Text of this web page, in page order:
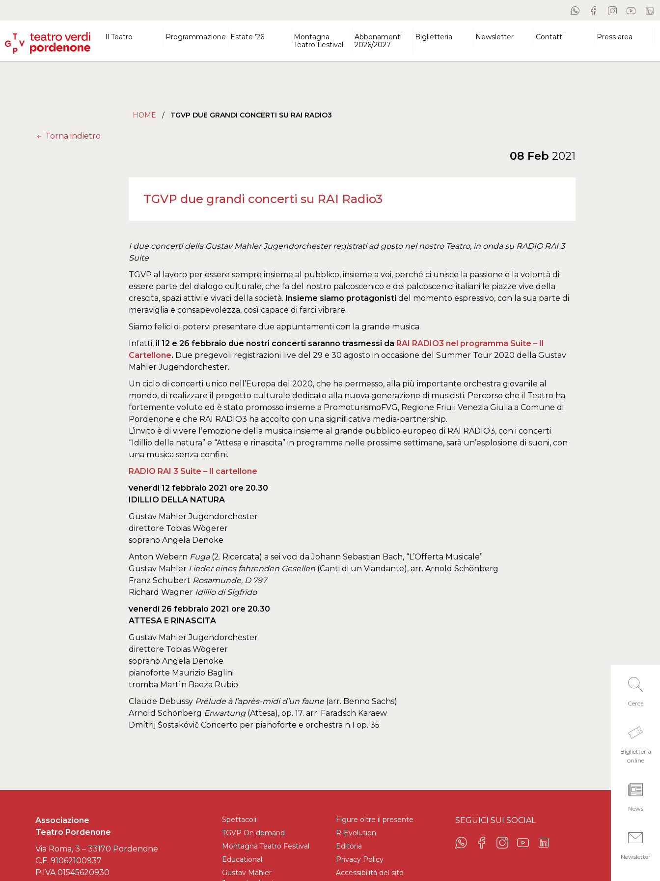
Il Teatro Programmazione Estate ’26
Montagna
Teatro Festival.
Abbonamenti
2026/2027
Biglietteria Newsletter Contatti Press area
HOME / TGVP DUE GRANDI CONCERTI SU RAI RADIO3
Torna indietro
08 Feb 2021
TGVP due grandi concerti su RAI Radio3
I due concerti della Gustav Mahler Jugendorchester registrati ad gosto nel nostro Teatro, in onda su RADIO RAI 3
Suite
TGVP al lavoro per essere sempre insieme al pubblico, insieme a voi, perché ci unisce la passione e la volontà di
essere parte del dialogo culturale, che fa del nostro palcoscenico e dei palcoscenici italiani le piazze vive della
crescita, spazi attivi e vivaci della società. Insieme siamo protagonisti del momento espressivo, con la sua parte di
meraviglia e consapevolezza, così capace di farci vibrare.
Siamo felici di potervi presentare due appuntamenti con la grande musica.
Infatti, il 12 e 26 febbraio due nostri concerti saranno trasmessi da RAI RADIO3 nel programma Suite – Il
Cartellone. Due pregevoli registrazioni live del 29 e 30 agosto in occasione del Summer Tour 2020 della Gustav
Mahler Jugendorchester.
Un ciclo di concerti unico nell’Europa del 2020, che ha permesso, alla più importante orchestra giovanile al
mondo, di realizzare il progetto culturale dedicato alla nuova generazione di musicisti. Percorso che il Teatro ha
fortemente voluto ed è stato promosso insieme a PromoturismoFVG, Regione Friuli Venezia Giulia a Comune di
Pordenone e che RAI RADIO3 ha accolto con una significativa media-partnership.
L’invito è di vivere l’emozione della musica insieme al grande pubblico europeo di RAI RADIO3, con i concerti
“Idillio della natura” e “Attesa e rinascita” in programma nelle prossime settimane, sarà un’esplosione di suoni, con
una musica senza confini.
RADIO RAI 3 Suite – Il cartellone
venerdì 12 febbraio 2021 ore 20.30
IDILLIO DELLA NATURA
Gustav Mahler Jugendorchester
direttore Tobias Wögerer
soprano Angela Denoke
Anton Webern Fuga(2. Ricercata) a sei voci da Johann Sebastian Bach, “L’Offerta Musicale”
Gustav Mahler Lieder eines fahrenden Gesellen (Canti di un Viandante), arr. Arnold Schönberg
Franz Schubert Rosamunde, D 797
Richard Wagner Idillio di Sigfrido
venerdì 26 febbraio 2021 ore 20.30
ATTESA E RINASCITA
Gustav Mahler Jugendorchester
direttore Tobias Wögerer
soprano Angela Denoke
pianoforte Maurizio Baglini
tromba Martìn Baeza Rubio
Claude Debussy Prélude à l’après-midi d’un faune(arr. Benno Sachs)
Arnold Schönberg Erwartung(Attesa), op. 17. arr. Faradsch Karaew
Dmítrij Šostakóvič Concerto per pianoforte e orchestra n.1 op. 35
Cerca
Biglietteria
online
News
Newsletter
Associazione
Teatro Pordenone
Via Roma, 3 – 33170 Pordenone
C.F. 91062100937
P.IVA 01545620930
Spettacoli
TGVP On demand
Montagna Teatro Festival.
Educational
Gustav Mahler
Figure oltre il presente
R-Evolution
Editoria
Privacy Policy
Accessibilità del sito
SEGUICI SUI SOCIAL